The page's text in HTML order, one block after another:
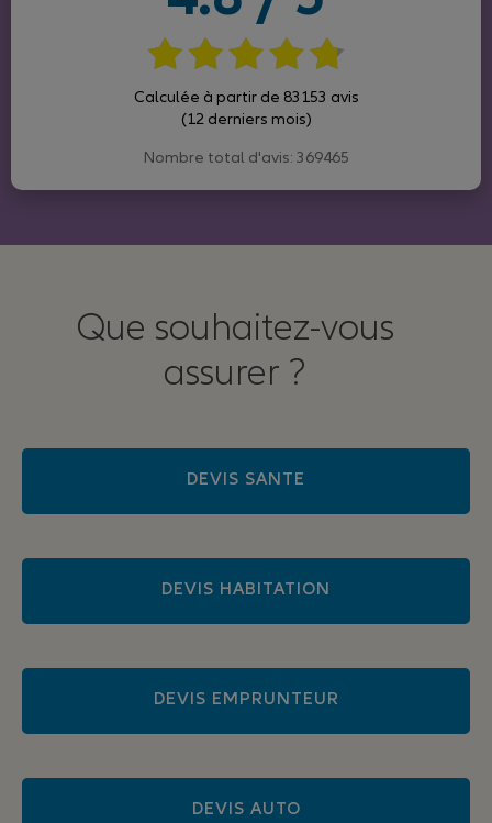
Calculée à partir de 83153 avis
(12 derniers mois)
Nombre total d'avis: 369465
Que souhaitez-vous
assurer ?
DEVIS SANTE
DEVIS HABITATION
DEVIS EMPRUNTEUR
DEVIS AUTO